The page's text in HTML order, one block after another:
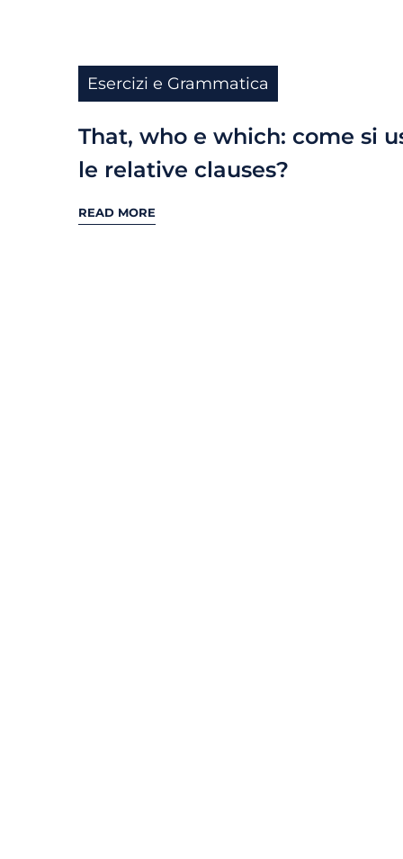
Esercizi e Grammatica
That, who e which: come si
le relative clauses?
READ MORE